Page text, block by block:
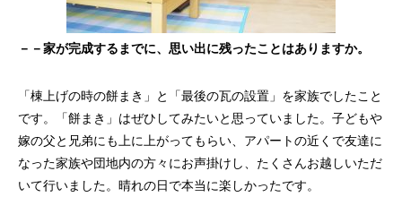
－－家が完成するまでに、思い出に残ったことはありますか。
「棟上げの時の餅まき」と「最後の瓦の設置」を家族でしたこと
です。「餅まき」はぜひしてみたいと思っていました。子どもや
嫁の父と兄弟にも上に上がってもらい、アパートの近くで友達に
なった家族や団地内の方々にお声掛けし、たくさんお越しいただ
いて行いました。晴れの日で本当に楽しかったです。